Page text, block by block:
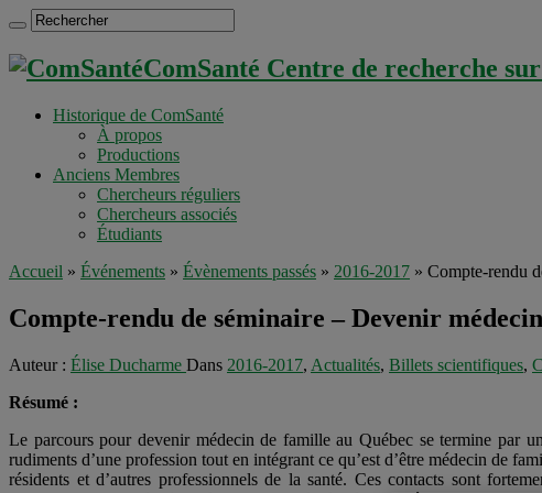
ComSanté Centre de recherche
Historique de ComSanté
À propos
Productions
Anciens Membres
Chercheurs réguliers
Chercheurs associés
Étudiants
Accueil » Événements » Évènements passés » 2016-2017 » Compte-rendu
Compte-rendu de séminaire – Devenir
Auteur : Élise Ducharme Dans 2016-2017, Actualités, Billets scientifiques,
Résumé :
Le parcours pour devenir médecin de famille au Québec se termine par
rudiments d’une profession tout en intégrant ce qu’est d’être médecin de
résidents et d’autres professionnels de la santé. Ces contacts sont